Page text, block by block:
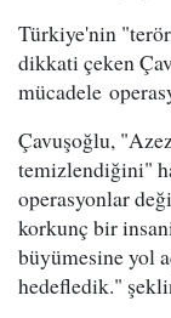
Türkiye'nin
dikkati çeken
mücadele
Çavuşoğlu,
temizlendiğini"
operasyonlar
korkunç bir
büyümesine yol
hedefledik."